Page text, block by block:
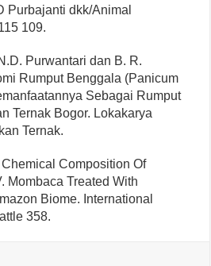
Purbajanti dkk/Animal
109.
Purwantari dan B. R.
Rumput Benggala (Panicum
Sebagai Rumput
Ternak Bogor. Lokakarya
Ternak.
Chemical Composition Of
Mombaca Treated With
Biome. International
358.